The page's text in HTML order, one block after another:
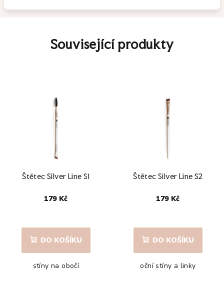
Související produkty
Štětec Silver Line S1
179 Kč
DO KOŠÍKU
stíny na obočí
Štětec Silver Line S2
179 Kč
DO KOŠÍKU
oční stíny a linky